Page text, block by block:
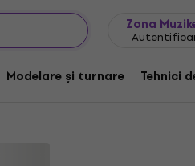
Zona
Modelare și turnare Tehnici
Beige Fire de tricotat